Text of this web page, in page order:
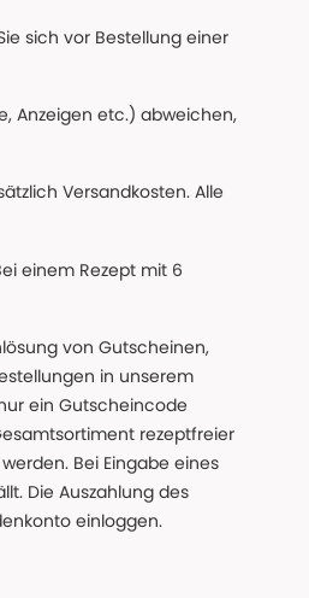
sich vor Bestellung einer
Anzeigen etc.) abweichen,
Versandkosten. Alle
einem Rezept mit 6
von Gutscheinen,
in unserem
ein Gutscheincode
rezeptfreier
Bei Eingabe eines
Die Auszahlung des
einloggen.